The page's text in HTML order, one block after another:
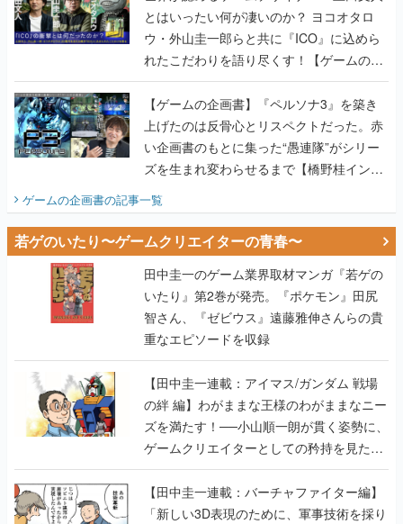
とはいったい何が凄いのか？ ヨコオタロ
ウ・外山圭一郎らと共に『ICO』に込めら
れたこだわりを語り尽くす！【ゲームの企
画書】
【ゲームの企画書】『ペルソナ3』を築き
上げたのは反骨心とリスペクトだった。赤
い企画書のもとに集った“愚連隊”がシリー
ズを生まれ変わらせるまで【橋野桂インタ
ビュー】
ゲームの企画書の記事一覧
若ゲのいたり〜ゲームクリエイターの青春〜
田中圭一のゲーム業界取材マンガ『若ゲの
いたり』第2巻が発売。『ポケモン』田尻
智さん、『ゼビウス』遠藤雅伸さんらの貴
重なエピソードを収録
【田中圭一連載：アイマス/ガンダム 戦場
の絆 編】わがままな王様のわがままなニー
ズを満たす！──小山順一朗が貫く姿勢に、
ゲームクリエイターとしての矜持を見た
【若ゲのいたり最終回】
【田中圭一連載：バーチャファイター編】
「新しい3D表現のために、軍事技術を採り